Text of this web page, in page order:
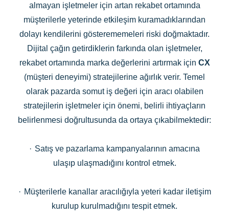
almayan işletmeler için artan rekabet ortamında
müşterilerle yeterinde etkileşim kuramadıklarından
dolayı kendilerini gösterememeleri riski doğmaktadır.
Dijital çağın getirdiklerin farkında olan işletmeler,
rekabet ortamında marka değerlerini artırmak için CX
(müşteri deneyimi) stratejilerine ağırlık verir. Temel
olarak pazarda somut iş değeri için aracı olabilen
stratejilerin işletmeler için önemi, belirli ihtiyaçların
belirlenmesi doğrultusunda da ortaya çıkabilmektedir:
· Satış ve pazarlama kampanyalarının amacına
ulaşıp ulaşmadığını kontrol etmek.
· Müşterilerle kanallar aracılığıyla yeteri kadar iletişim
kurulup kurulmadığını tespit etmek.